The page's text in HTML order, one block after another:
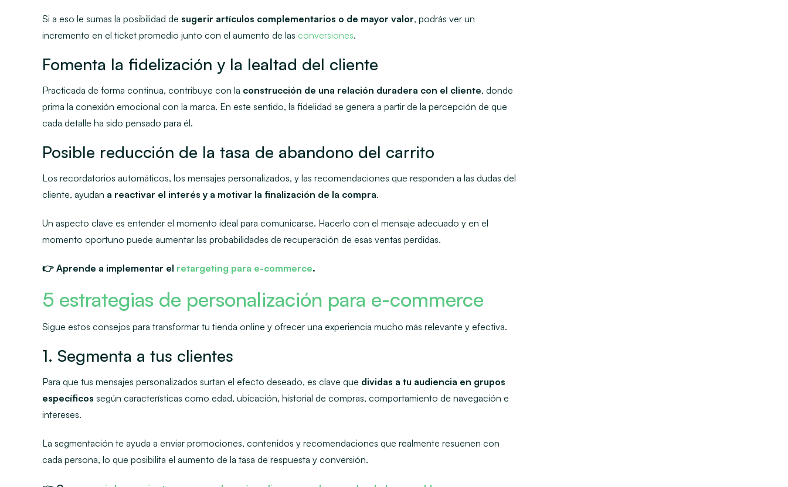
Si a eso le sumas la posibilidad de sugerir artículos complementarios o de mayor valor, podrás ver un
incremento en el ticket promedio junto con el aumento de las conversiones.
Fomenta la fidelización y la lealtad del cliente
Practicada de forma continua, contribuye con la construcción de una relación duradera con el cliente, donde
prima la conexión emocional con la marca. En este sentido, la fidelidad se genera a partir de la percepción de que
cada detalle ha sido pensado para él.
Posible reducción de la tasa de abandono del carrito
Los recordatorios automáticos, los mensajes personalizados, y las recomendaciones que responden a las dudas del
cliente, ayudan a reactivar el interés y a motivar la finalización de la compra.
Un aspecto clave es entender el momento ideal para comunicarse. Hacerlo con el mensaje adecuado y en el
momento oportuno puede aumentar las probabilidades de recuperación de esas ventas perdidas.
👉 Aprende a implementar el retargeting para e-commerce.
5 estrategias de personalización para e-commerce
Sigue estos consejos para transformar tu tienda online y ofrecer una experiencia mucho más relevante y efectiva.
1. Segmenta a tus clientes
Para que tus mensajes personalizados surtan el efecto deseado, es clave que dividas a tu audiencia en grupos
específicos según características como edad, ubicación, historial de compras, comportamiento de navegación e
intereses.
La segmentación te ayuda a enviar promociones, contenidos y recomendaciones que realmente resuenen con
cada persona, lo que posibilita el aumento de la tasa de respuesta y conversión.